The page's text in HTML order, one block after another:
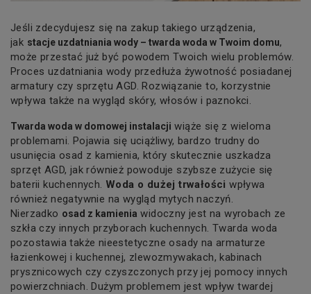
Jeśli zdecydujesz się na zakup takiego urządzenia,
jak stacje uzdatniania wody – twarda woda w Twoim domu,
może przestać już być powodem Twoich wielu problemów.
Proces uzdatniania wody przedłuża żywotność posiadanej
armatury czy sprzętu AGD. Rozwiązanie to, korzystnie
wpływa także na wygląd skóry, włosów i paznokci.
Twarda woda w domowej instalacji wiąże się z wieloma
problemami. Pojawia się uciążliwy, bardzo trudny do
usunięcia osad z kamienia, który skutecznie uszkadza
sprzęt AGD, jak również powoduje szybsze zużycie się
baterii kuchennych. Woda o dużej trwałości wpływa
również negatywnie na wygląd mytych naczyń.
Nierzadko osad z kamienia widoczny jest na wyrobach ze
szkła czy innych przyborach kuchennych. Twarda woda
pozostawia także nieestetyczne osady na armaturze
łazienkowej i kuchennej, zlewozmywakach, kabinach
prysznicowych czy czyszczonych przy jej pomocy innych
powierzchniach. Dużym problemem jest wpływ twardej